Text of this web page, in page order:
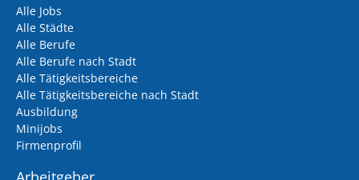
Alle Jobs
Alle Städte
Alle Berufe
Alle Berufe nach Stadt
Alle Tätigkeitsbereiche
Alle Tätigkeitsbereiche nach Stadt
Ausbildung
Minijobs
Firmenprofil